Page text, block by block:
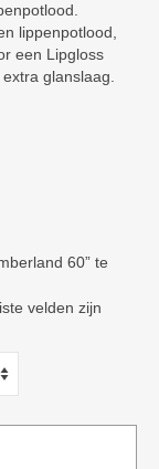
lippenpotlood,
een Lipgloss
glanslaag.
60” te
velden zijn